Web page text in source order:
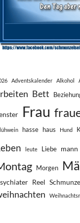
Adventskalender Alkohol
Bett
Frau
hasse haus Hund
leute Liebe mann
Morgen
Reel